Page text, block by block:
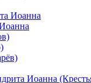
Иоанна
Иоанна